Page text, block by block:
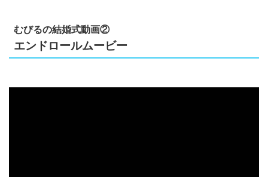
むびるの結婚式動画②
エンドロールムービー